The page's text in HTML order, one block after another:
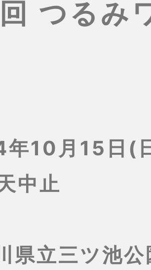
つるみ
10月15日
中止
県立三ツ池公